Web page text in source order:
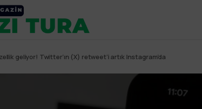
geliyor! Twitter’ın (X) retweet’i artık Instagram’da